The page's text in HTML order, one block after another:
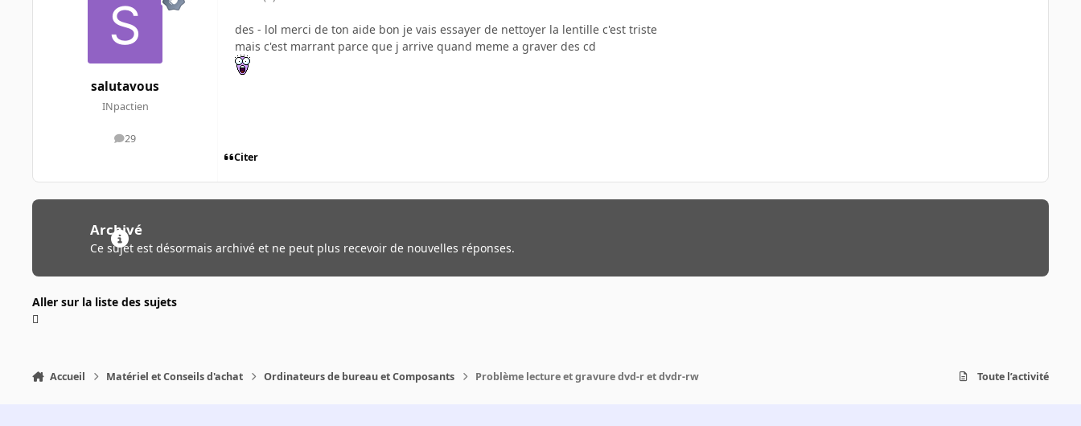
salutavous
INpactien
29
messages
des - lol merci de ton aide bon je vais essayer de nettoyer la lentille c'est triste
mais c'est marrant parce que j arrive quand meme a graver des cd
Citer
Archivé
Ce sujet est désormais archivé et ne peut plus recevoir de nouvelles réponses.
Aller sur la liste des sujets
Accueil Matériel et Conseils d'achat Ordinateurs de bureau et Composants Problème lecture et gravure dvd-r et dvdr-rw Toute l’activité